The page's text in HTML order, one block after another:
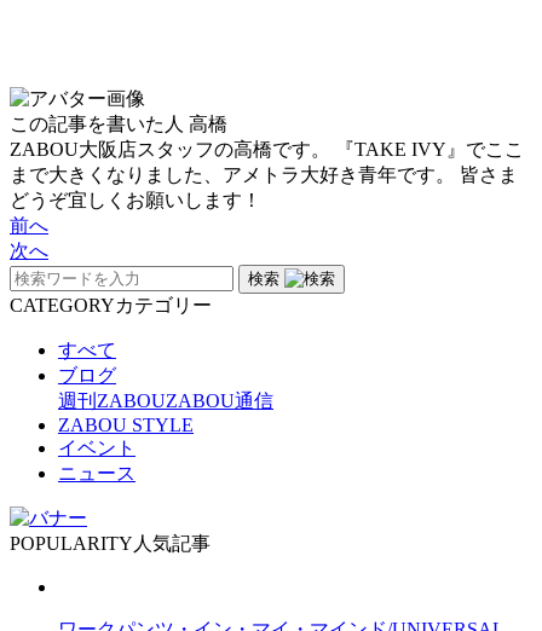
この記事を書いた人 高橋
ZABOU大阪店スタッフの高橋です。 『TAKE IVY』でここ
まで大きくなりました、アメトラ大好き青年です。 皆さま
どうぞ宜しくお願いします！
前へ
次へ
検索
CATEGORYカテゴリー
すべて
ブログ
週刊ZABOUZABOU通信
ZABOU STYLE
イベント
ニュース
POPULARITY 人気記事